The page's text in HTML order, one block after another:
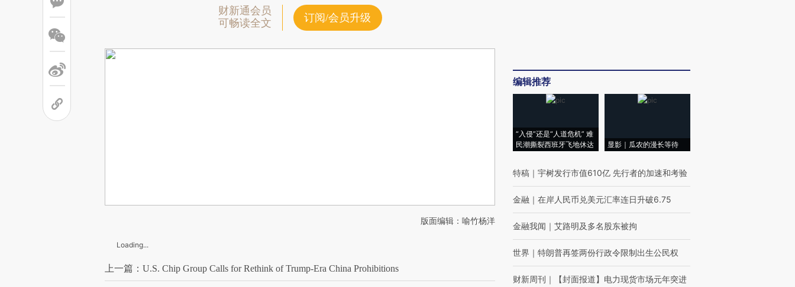
财新通会员
可畅读全文
订阅/会员升级
版面编辑：喻竹杨洋
Loading...
上一篇：U.S. Chip Group Calls for Rethink of Trump-Era China Prohibitions
编辑推荐
“入侵”还是“人道危机” 难
民潮撕裂西班牙飞地休达
显影｜瓜农的漫长等待
特稿 ｜ 宇树发行市值610亿 先行者的加速和考验
金融 ｜ 在岸人民币兑美元汇率连日升破6.75
金融我闻 ｜ 艾路明及多名股东被拘
世界 ｜ 特朗普再签两份行政令限制出生公民权
财新周刊 ｜ 【封面报道】电力现货市场元年突进